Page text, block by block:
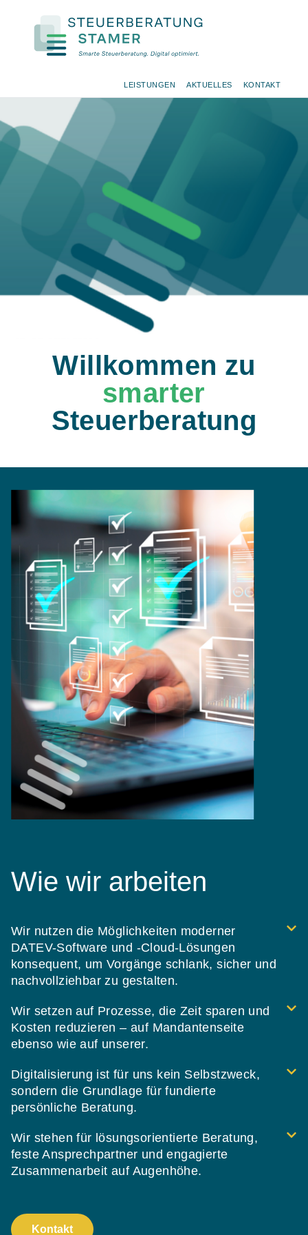
LEISTUNGEN AKTUELLES KONTAKT
Willkommen zu
smarter
Steuerberatung
Wie wir arbeiten
Wir nutzen die Möglichkeiten moderner
DATEV-Software und -Cloud-Lösungen
konsequent, um Vorgänge schlank, sicher und
nachvollziehbar zu gestalten.
Wir setzen auf Prozesse, die Zeit sparen und
Kosten reduzieren – auf Mandantenseite
ebenso wie auf unserer.
Digitalisierung ist für uns kein Selbstzweck,
sondern die Grundlage für fundierte
persönliche Beratung.
Wir stehen für lösungsorientierte Beratung,
feste Ansprechpartner und engagierte
Zusammenarbeit auf Augenhöhe.
Kontakt